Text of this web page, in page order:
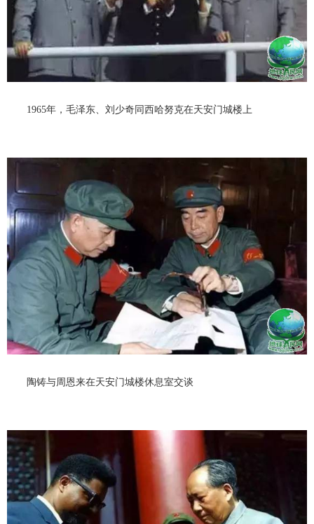
1965年，毛泽东、刘少奇同西哈努克在天安门城楼上
陶铸与周恩来在天安门城楼休息室交谈